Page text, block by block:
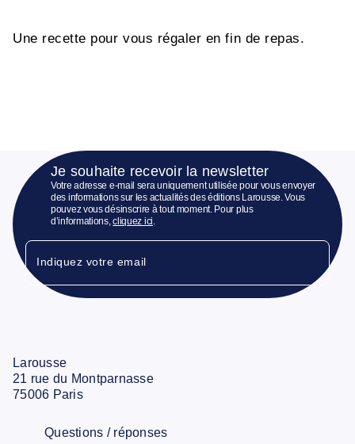
Une recette pour vous régaler en fin de repas.
Je souhaite recevoir la newsletter
Votre adresse e-mail sera uniquement utilisée pour vous envoyer
des informations sur les actualités des éditions Larousse. Vous
pouvez vous désinscrire à tout moment. Pour plus
d’informations,cliquez ici.
Indiquez votre email
Larousse
21 rue du Montparnasse
75006 Paris
Questions / réponses